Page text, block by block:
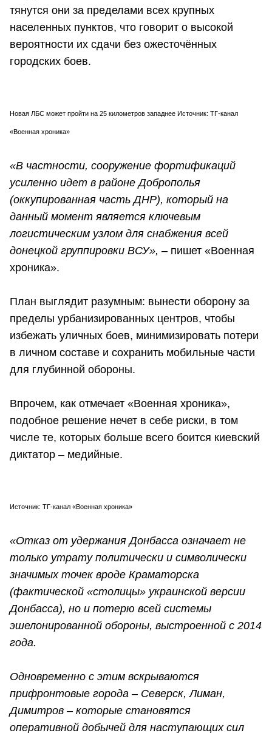
тянутся они за пределами всех крупных
населенных пунктов, что говорит о высокой
вероятности их сдачи без ожесточённых
городских боев.
Новая ЛБС может пройти на 25 километров западнее Источник: ТГ-канал
«Военная хроника»
«В частности, сооружение фортификаций
усиленно идет в районе Доброполья
(оккупированная часть ДНР), который на
данный момент является ключевым
логистическим узлом для снабжения всей
донецкой группировки ВСУ», – пишет «Военная
хроника».
План выглядит разумным: вынести оборону за
пределы урбанизированных центров, чтобы
избежать уличных боев, минимизировать потери
в личном составе и сохранить мобильные части
для глубинной обороны.
Впрочем, как отмечает «Военная хроника»,
подобное решение нечет в себе риски, в том
числе те, которых больше всего боится киевский
диктатор – медийные.
Источник: ТГ-канал «Военная хроника»
«Отказ от удержания Донбасса означает не
только утрату политически и символически
значимых точек вроде Краматорска
(фактической «столицы» украинской версии
Донбасса), но и потерю всей системы
эшелонированной обороны, выстроенной с 2014
года.
Одновременно с этим вскрываются
прифронтовые города – Северск, Лиман,
Димитров – которые становятся
оперативной добычей для наступающих сил